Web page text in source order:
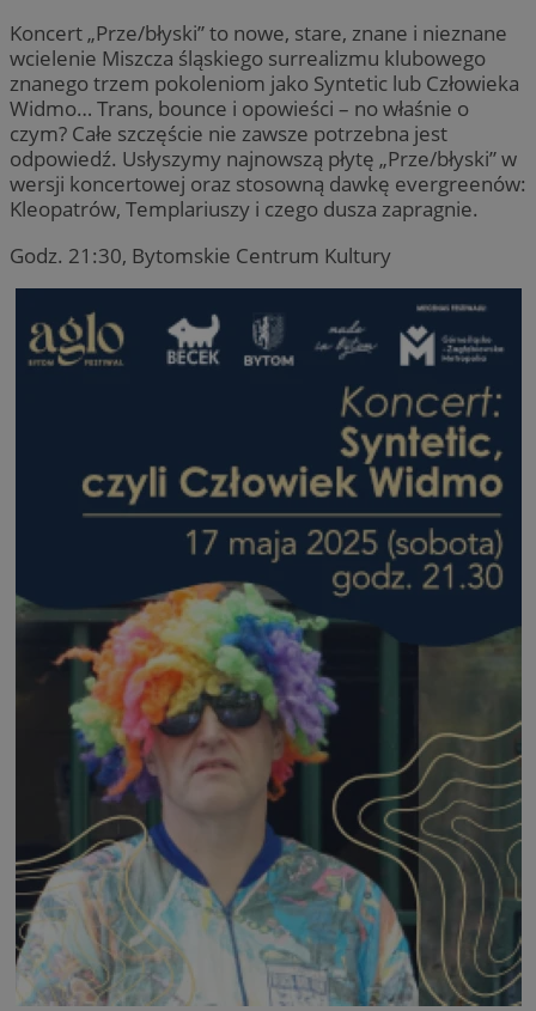
Koncert „Prze/błyski” to nowe, stare, znane i nieznane
wcielenie Miszcza śląskiego surrealizmu klubowego
znanego trzem pokoleniom jako Syntetic lub Człowieka
Widmo… Trans, bounce i opowieści – no właśnie o
czym? Całe szczęście nie zawsze potrzebna jest
odpowiedź. Usłyszymy najnowszą płytę „Prze/błyski” w
wersji koncertowej oraz stosowną dawkę evergreenów:
Kleopatrów, Templariuszy i czego dusza zapragnie.
Godz. 21:30, Bytomskie Centrum Kultury